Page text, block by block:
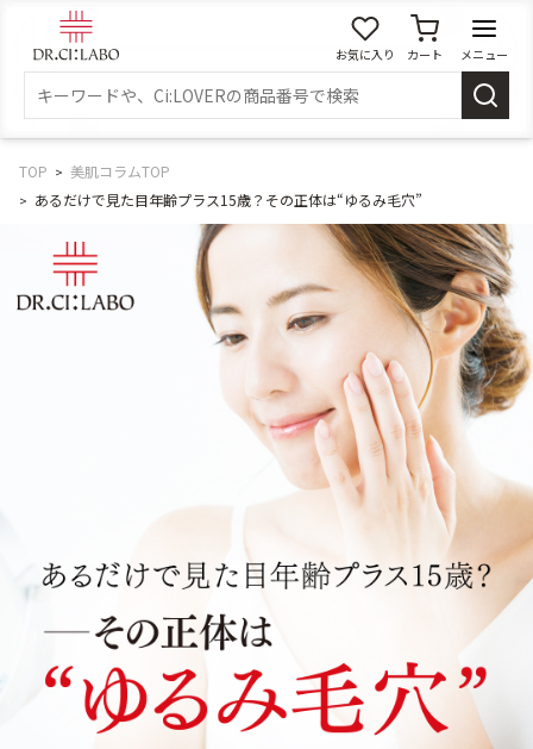
お気に入り カート メニュー
スキンケア
商品カテゴリーから探す
洗顔
化粧水
美容液
ゲル クリーム
UVケア マスク
商品カテゴリーから探す TOP
TOP
美肌コラムTOP
あるだけで見た目年齢プラス15歳？その正体は“ゆるみ毛穴”